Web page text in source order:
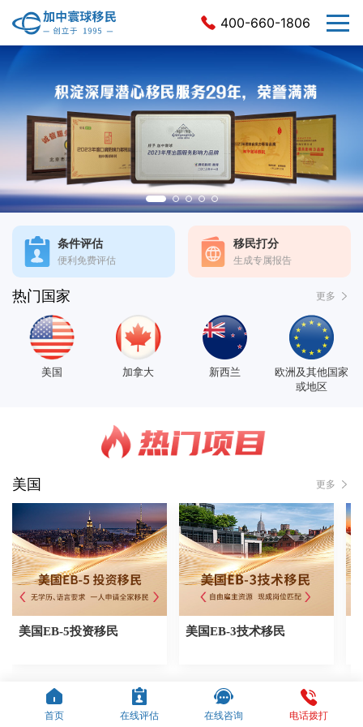
400-660-1806
条件评估
便利免费评估
移民打分
生成专属报告
热门国家 更多
美国 加拿大 新西兰
欧洲及其他国家
或地区
美国 更多
美国EB-5投资移民 美国EB-3技术移民
加拿大
首页
在线评估 在线咨询 电话拨打